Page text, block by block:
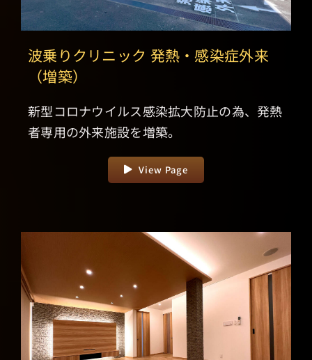
波乗りクリニック 発熱・感染症外来
（増築）
新型コロナウイルス感染拡大防止の為、発熱
者専用の外来施設を増築。
View Page